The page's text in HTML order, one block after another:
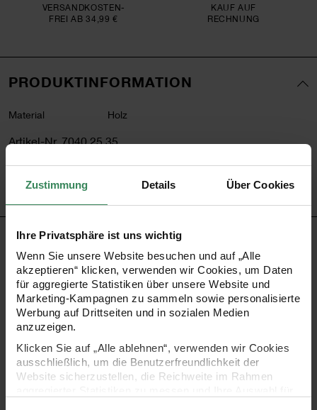
Zustimmung Details Über Cookies
Ihre Privatsphäre ist uns wichtig
Wenn Sie unsere Website besuchen und auf „Alle
akzeptieren“ klicken, verwenden wir Cookies, um Daten
für aggregierte Statistiken über unsere Website und
Marketing-Kampagnen zu sammeln sowie personalisierte
Werbung auf Drittseiten und in sozialen Medien
anzuzeigen.
Klicken Sie auf „Alle ablehnen“, verwenden wir Cookies
ausschließlich, um die Benutzerfreundlichkeit der
Website sicherzustellen, die Reichweite im Rahmen
VERSAND­KOSTEN­
FREI AB 34,99 €
KAUF AUF
RECHNUNG
PRODUKTINFORMATION
Material Holz
Artikel-Nr. 7040.25.35
PRODUKTBESCHREIBUNG
Mit den Ohhh! Lovely! Streuartikeln zieht der Frühling bei
Ihnen ein. Das Holzstreu ist perfekt zum Basteln,
Dekorieren und Verschenken. Die kleinen Hasen sind
hochwertig verarbeitet und liebevoll gestaltet. Vielseitig
zusammengestellt können Sie damit eindrucksvoll und
individuell dekorieren.